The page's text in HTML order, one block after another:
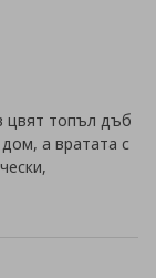
цвят топъл дъб
а вратата с